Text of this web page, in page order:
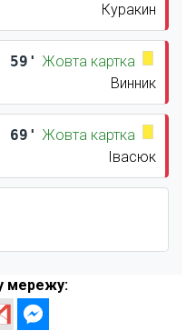
Куракин
59' Жовта картка
Винник
69' Жовта картка
Івасюк
мережу: